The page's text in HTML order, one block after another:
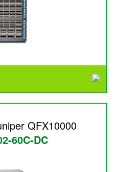
QFX10000
60C-DC